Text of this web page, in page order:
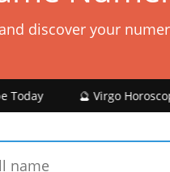
discover your
🔮 Virgo Horoscope Today